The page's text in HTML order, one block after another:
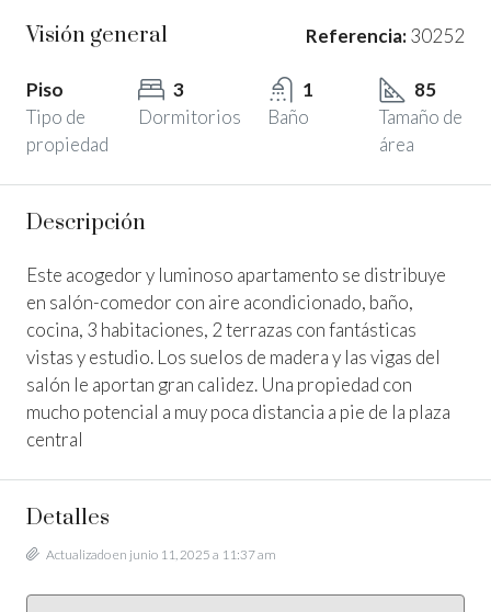
Visión general Referencia:30252
Piso
Tipo de
propiedad
3
Dormitorios
1
Baño
85
Tamaño de
área
Descripción
Este acogedor y luminoso apartamento se distribuye
en salón-comedor con aire acondicionado, baño,
cocina, 3 habitaciones, 2 terrazas con fantásticas
vistas y estudio. Los suelos de madera y las vigas del
salón le aportan gran calidez. Una propiedad con
mucho potencial a muy poca distancia a pie de la plaza
central
Detalles
Actualizado en junio 11, 2025 a 11:37 am